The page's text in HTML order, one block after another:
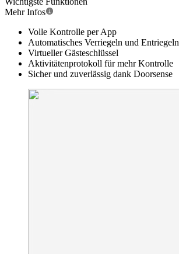
Mehr Infos
Volle Kontrolle per App
Automatisches Verriegeln und Entriegeln
Virtueller Gästeschlüssel
Aktivitätenprotokoll für mehr Kontrolle
Sicher und zuverlässig dank Doorsense